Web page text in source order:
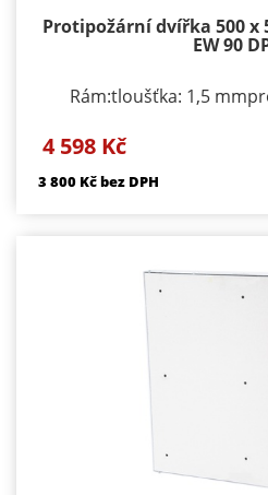
Protipožární dvířka 500 x
EW 90
Rám:tloušťka: 1,5
podle rozměru 1-
4 598 Kč
3 800 Kč bez DPH